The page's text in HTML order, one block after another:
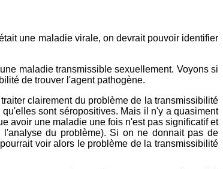
une maladie virale, on devrait pouvoir identifier
maladie transmissible sexuellement. Voyons si
de trouver l'agent pathogène.
clairement du problème de la transmissibilité
sont séropositives. Mais il n'y a quasiment
avoir une maladie une fois n'est pas significatif et
du problème). Si on ne donnait pas de
voir alors le problème de la transmissibilité